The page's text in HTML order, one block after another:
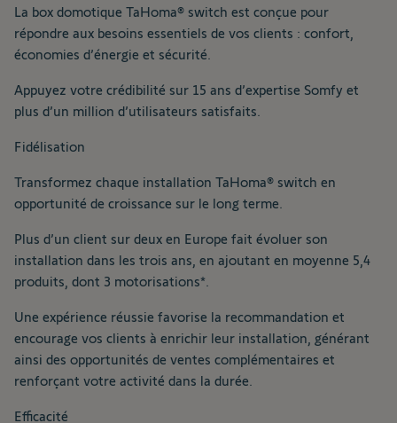
Toutes les images
La box domotique TaHoma® switch est conçue pour
répondre aux besoins essentiels de vos clients : confort,
économies d’énergie et sécurité.
Appuyez votre crédibilité sur 15 ans d’expertise Somfy et
plus d’un million d’utilisateurs satisfaits.
Fidélisation
Transformez chaque installation TaHoma® switch en
opportunité de croissance sur le long terme.
Plus d’un client sur deux en Europe fait évoluer son
installation dans les trois ans, en ajoutant en moyenne 5,4
produits, dont 3 motorisations*.
Une expérience réussie favorise la recommandation et
encourage vos clients à enrichir leur installation, générant
ainsi des opportunités de ventes complémentaires et
renforçant votre activité dans la durée.
Efficacité